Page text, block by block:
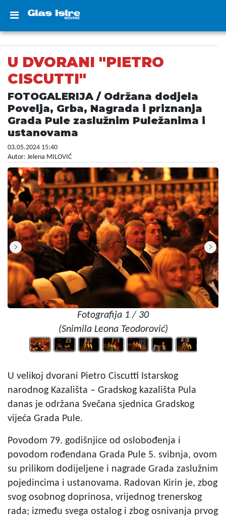
U DVORANI "PIETRO
CISCUTTI"
FOTOGALERIJA / Održana dodjela
Povelja, Grba, Nagrada i priznanja
Grada Pule zaslužnim Puležanima i
ustanovama
03.05.2024 15:40
Autor: Jelena MILOVIĆ
Fotografija 1 / 30
(Snimila Leona Teodorović)
U velikoj dvorani Pietro Ciscutti Istarskog
narodnog Kazališta – Gradskog kazališta Pula
danas je održana Svečana sjednica Gradskog
vijeća Grada Pule.
Povodom 79. godišnjice od oslobođenja i
povodom rođendana Grada Pule 5. svibnja, ovom
su prilikom dodijeljene i nagrade Grada zaslužnim
pojedincima i ustanovama. Radovan Kirin je, zbog
svog osobnog doprinosa, vrijednog trenerskog
rada; između svega ostalog i zbog osnivanja prvog